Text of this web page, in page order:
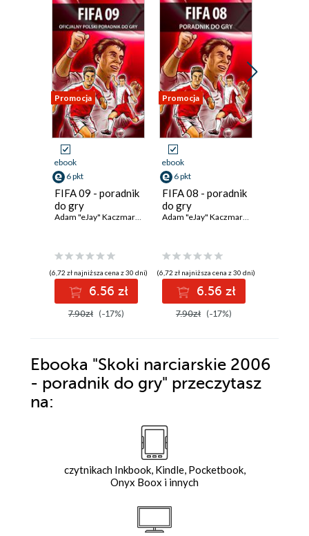
Promocja
ebook
6 pkt
FIFA 09 - poradnik
do gry
(6,72 zł najniższa cena z 30 dni)
6.56 zł
7.90zł (-17%)
Promocja
ebook
6 pkt
FIFA 08 - poradnik
do gry
(6,72 zł najniższa cena z 30 dni)
6.56 zł
7.90zł (-17%)
Ebooka "Skoki narciarskie 2006
- poradnik do gry" przeczytasz
na:
czytnikach Inkbook, Kindle, Pocketbook,
Onyx Boox i innych